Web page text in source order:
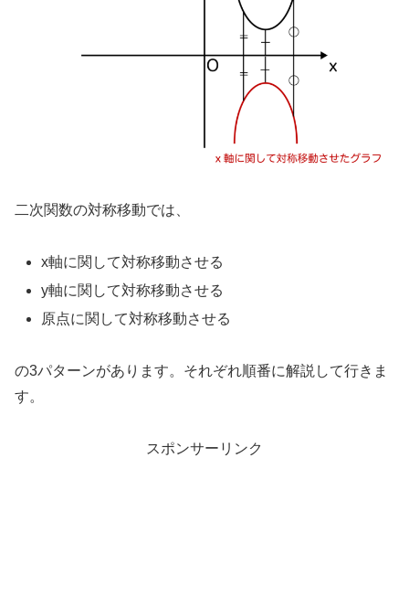
二次関数の対称移動では、
x軸に関して対称移動させる
y軸に関して対称移動させる
原点に関して対称移動させる
の3パターンがあります。それぞれ順番に解説して行きま
す。
スポンサーリンク